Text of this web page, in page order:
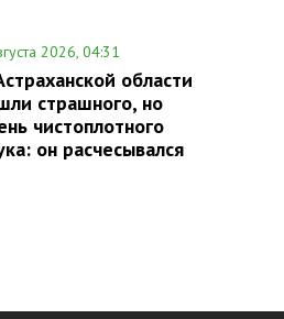
2026, 04:31
области
страшного, но
чистоплотного
он расчесывался